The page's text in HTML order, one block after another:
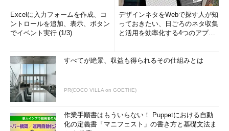
Excelに入力フォームを作成、コ
ントロールを追加、表示、ボタン
でイベント実行 (1/3)
デザインネタをWebで探す人が知
っておきたい、日ごろのネタ収集
と活用を効率化する4つのアプリ
すべてが絶景、収益も得られるその仕組みとは
PR(COCO VILLA on GOETHE)
作業手順書はもういらない！ Puppetにおける自動
化の定義書「マニフェスト」の書き方と基礎文法ま